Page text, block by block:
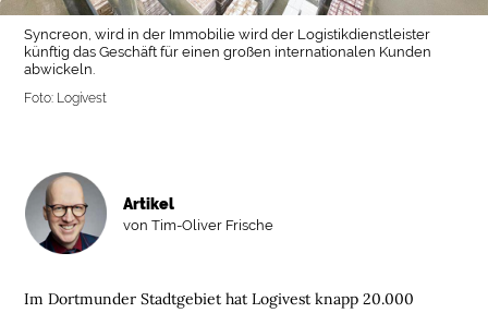
Syncreon, wird in der Immobilie wird der Logistikdienstleister
künftig das Geschäft für einen großen internationalen Kunden
abwickeln.
Foto: Logivest
Im Dortmunder Stadtgebiet hat Logivest knapp 20.000
Artikel
von Tim-Oliver Frische